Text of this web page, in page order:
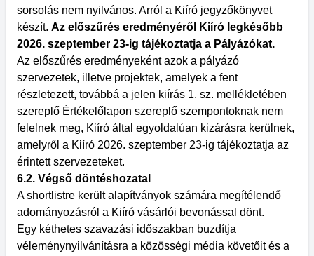
sorsolás nem nyilvános. Arról a Kiíró jegyzőkönyvet
készít. Az előszűrés eredményéről Kiíró legkésőbb
2026. szeptember 23-ig tájékoztatja a Pályázókat.
Az előszűrés eredményeként azok a pályázó
szervezetek, illetve projektek, amelyek a fent
részletezett, továbbá a jelen kiírás 1. sz. mellékletében
szereplő Értékelőlapon szereplő szempontoknak nem
felelnek meg, Kiíró által egyoldalúan kizárásra kerülnek,
amelyről a Kiíró 2026. szeptember 23-ig tájékoztatja az
érintett szervezeteket.
6.2. Végső döntéshozatal
A shortlistre került alapítványok számára megítélendő
adományozásról a Kiíró vásárlói bevonással dönt.
Egy kéthetes szavazási időszakban buzdítja
véleménynyilvánításra a közösségi média követőit és a